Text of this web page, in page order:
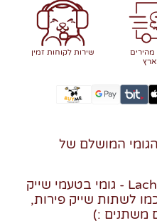
שירות לקוחות זמין
המושלם של
והפעם - Lach gummi Shakies - גומי בטעמי שייק
לשתות שייק פירות,
משתנים :)